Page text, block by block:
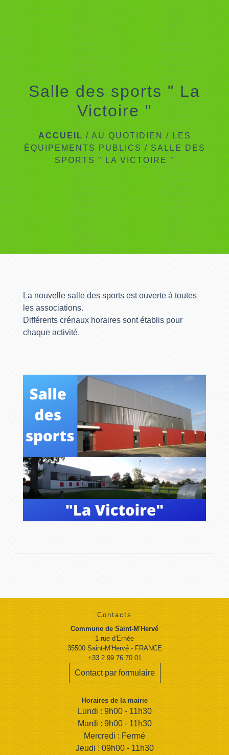
menu
Salle des sports " La
Victoire "
ACCUEIL/ AU QUOTIDIEN / LES
ÉQUIPEMENTS PUBLICS/SALLE DES
SPORTS " LA VICTOIRE "
La nouvelle salle des sports est ouverte à toutes
les associations.
Différents crénaux horaires sont établis pour
chaque activité.
Contacts
Commune de Saint-M'Hervé
1 rue d'Ernée
35500 Saint-M'Hervé - FRANCE
+33 2 99 76 70 01
Contact par formulaire
Horaires de la mairie
Lundi : 9h00 - 11h30
Mardi : 9h00 - 11h30
Mercredi : Fermé
Jeudi : 09h00 - 11h30